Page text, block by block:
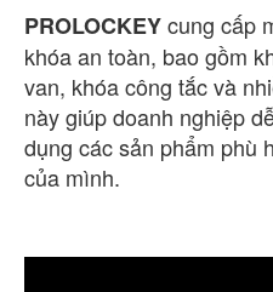
PROLOCKEYcung cấp
khóa an toàn, bao gồm
van, khóa công tắc và
này giúp doanh nghiệp
dụng các sản phẩm phù
của mình.